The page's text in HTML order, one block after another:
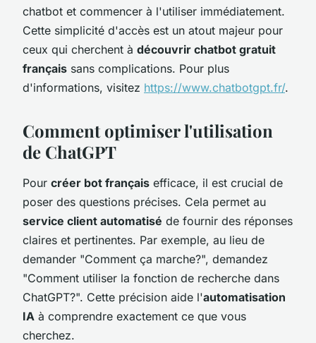
chatbot et commencer à l'utiliser immédiatement.
Cette simplicité d'accès est un atout majeur pour
ceux qui cherchent à découvrir chatbot gratuit
français sans complications. Pour plus
d'informations, visitez https://www.chatbotgpt.fr/.
Comment optimiser l'utilisation
de ChatGPT
Pour créer bot français efficace, il est crucial de
poser des questions précises. Cela permet au
service client automatisé de fournir des réponses
claires et pertinentes. Par exemple, au lieu de
demander "Comment ça marche?", demandez
"Comment utiliser la fonction de recherche dans
ChatGPT?". Cette précision aide l'automatisation
IA à comprendre exactement ce que vous
cherchez.